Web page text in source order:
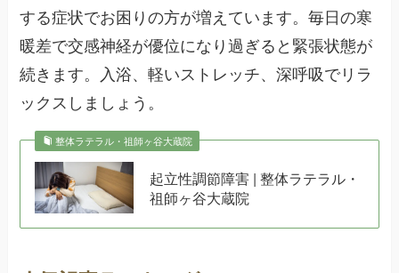
する症状でお困りの方が増えています。毎日の寒
暖差で交感神経が優位になり過ぎると緊張状態が
続きます。入浴、軽いストレッチ、深呼吸でリラ
ックスしましょう。
整体ラテラル・祖師ヶ谷大蔵院
起立性調節障害 | 整体ラテラル・
祖師ヶ谷大蔵院